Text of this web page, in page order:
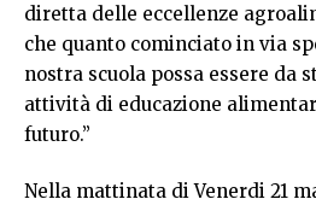
diretta delle eccellenze
che quanto cominciato in via
nostra scuola possa essere da
attività di educazione
futuro.”
Nella mattinata di Venerdi 21